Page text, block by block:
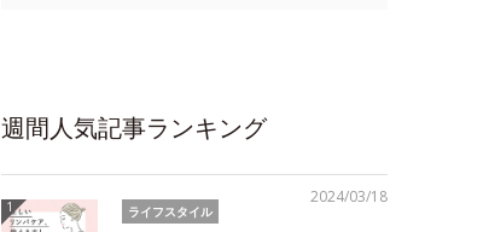
週間人気記事ランキング
2024/03/18
ライフスタイル